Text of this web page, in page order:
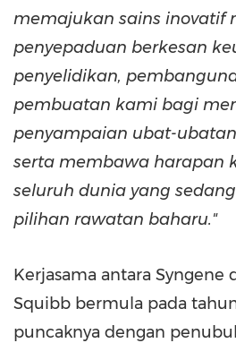
memajukan sains inovatif
penyepaduan berkesan
penyelidikan,
pembuatan kami bagi
penyampaian ubat-
serta membawa harapan
seluruh dunia yang
pilihan rawatan baharu."
Kerjasama antara Syngene
Squibb bermula pada
puncaknya dengan